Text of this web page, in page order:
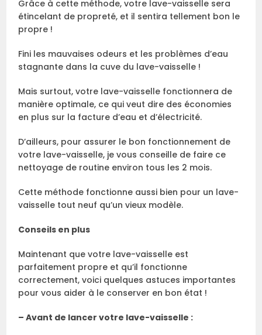
Grâce à cette méthode, votre lave-vaisselle sera
étincelant de propreté, et il sentira tellement bon le
propre !
Fini les mauvaises odeurs et les problèmes d’eau
stagnante dans la cuve du lave-vaisselle !
Mais surtout, votre lave-vaisselle fonctionnera de
manière optimale, ce qui veut dire des économies
en plus sur la facture d’eau et d’électricité.
D’ailleurs, pour assurer le bon fonctionnement de
votre lave-vaisselle, je vous conseille de faire ce
nettoyage de routine environ tous les 2 mois.
Cette méthode fonctionne aussi bien pour un lave-
vaisselle tout neuf qu’un vieux modèle.
Conseils en plus
Maintenant que votre lave-vaisselle est
parfaitement propre et qu’il fonctionne
correctement, voici quelques astuces importantes
pour vous aider à le conserver en bon état !
– Avant de lancer votre lave-vaisselle :